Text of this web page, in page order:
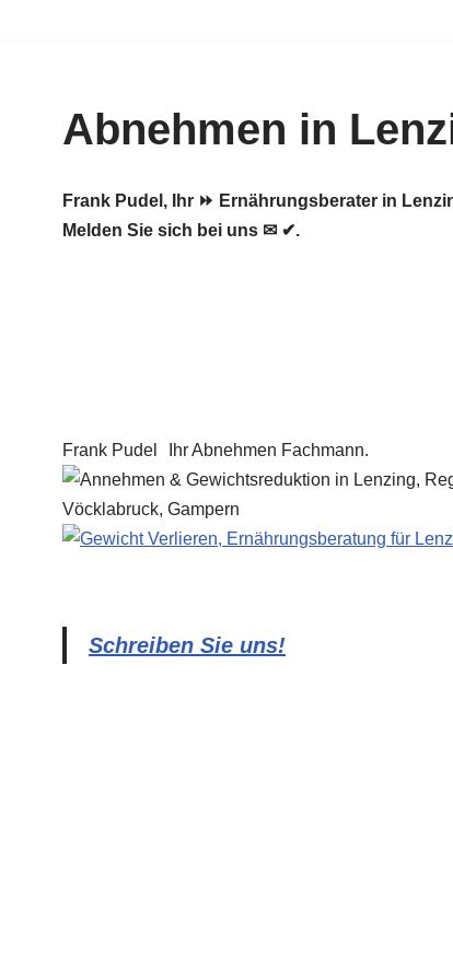
springenAbnehmen in
Frank Pudel, Ihr ⏩ Ernährungsberater in
Melden Sie sich bei uns ✉ ✔.
Frank Pudel Ihr Abnehmen Fachmann.
Schreiben Sie uns!